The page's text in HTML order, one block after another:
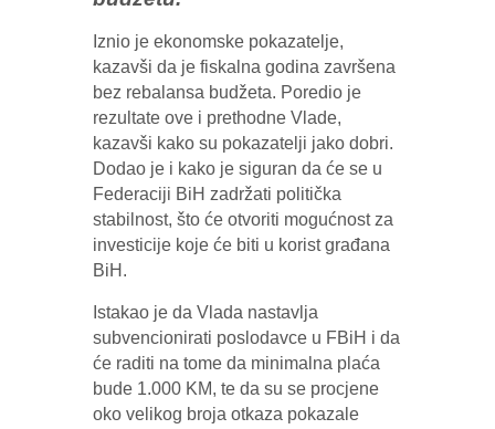
Iznio je ekonomske pokazatelje,
kazavši da je fiskalna godina završena
bez rebalansa budžeta. Poredio je
rezultate ove i prethodne Vlade,
kazavši kako su pokazatelji jako dobri.
Dodao je i kako je siguran da će se u
Federaciji BiH zadržati politička
stabilnost, što će otvoriti mogućnost za
investicije koje će biti u korist građana
BiH.
Istakao je da Vlada nastavlja
subvencionirati poslodavce u FBiH i da
će raditi na tome da minimalna plaća
bude 1.000 KM, te da su se procjene
oko velikog broja otkaza pokazale